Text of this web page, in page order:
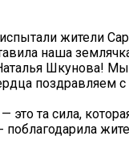
жители
наша
Шкунова!
поздравляем
та сила,